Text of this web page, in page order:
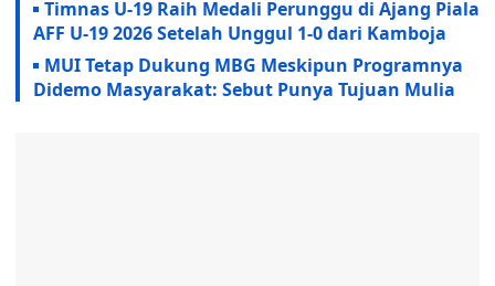
Timnas U-19 Raih Medali Perunggu di Ajang Piala
AFF U-19 2026 Setelah Unggul 1-0 dari Kamboja
MUI Tetap Dukung MBG Meskipun Programnya
Didemo Masyarakat: Sebut Punya Tujuan Mulia